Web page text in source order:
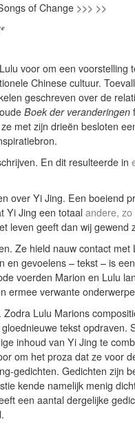
of Change >>> >>
voor om een voorstelling
Chinese cultuur.
geschreven over de
Boek der veranderingen
met zijn drieën besloten
En dit resulteerde in
over Yi Jing. Een boeiend
Yi Jing een totaal andere, zo
leven geeft dan wij gewend
Ze hield nauw contact met
en gevoelens – tekst – is een
voerden Marion en Lulu
ermee verwante
Lulu Marions
tekst opdraven.
inhoud van Yi Jing te
om het proza dat ze voor
gedichten. Gedichten zijn
kende namelijk menig
een aantal dergelijke